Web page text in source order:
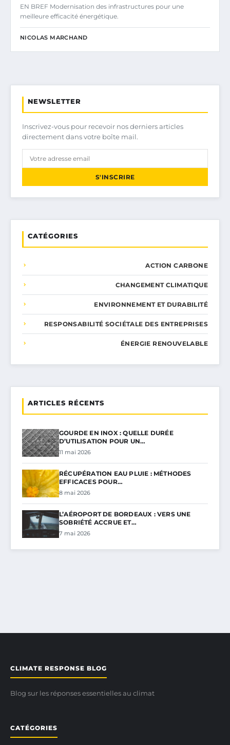
EN BREF Modernisation des infrastructures pour une
meilleure efficacité énergétique.
NICOLAS MARCHAND
NEWSLETTER
Inscrivez-vous pour recevoir nos derniers articles
directement dans votre boîte mail.
S'INSCRIRE
CATÉGORIES
ACTION CARBONE
CHANGEMENT CLIMATIQUE
ENVIRONNEMENT ET DURABILITÉ
RESPONSABILITÉ SOCIÉTALE DES ENTREPRISES
ÉNERGIE RENOUVELABLE
ARTICLES RÉCENTS
GOURDE EN INOX : QUELLE DURÉE
D’UTILISATION POUR UN…
11 mai 2026
RÉCUPÉRATION EAU PLUIE : MÉTHODES
EFFICACES POUR…
8 mai 2026
L’AÉROPORT DE BORDEAUX : VERS UNE
SOBRIÉTÉ ACCRUE ET…
7 mai 2026
CLIMATE RESPONSE BLOG
Blog sur les réponses essentielles au climat
CATÉGORIES